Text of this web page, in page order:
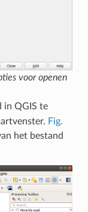
voor openen
in QGIS te
Fig.
het bestand